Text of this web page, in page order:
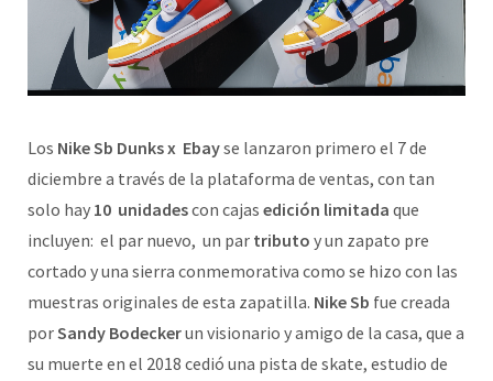
Los Nike Sb Dunks x Ebayse lanzaron primero el 7 de
diciembre a través de la plataforma de ventas, con tan
solo hay 10 unidadescon cajas edición limitada que
incluyen: el par nuevo, un par tributo y un zapato pre
cortado y una sierra conmemorativa como se hizo con las
muestras originales de esta zapatilla. Nike Sb fue creada
porSandy Bodeckerun visionario y amigo de la casa, que a
su muerte en el 2018 cedió una pista de skate, estudio de